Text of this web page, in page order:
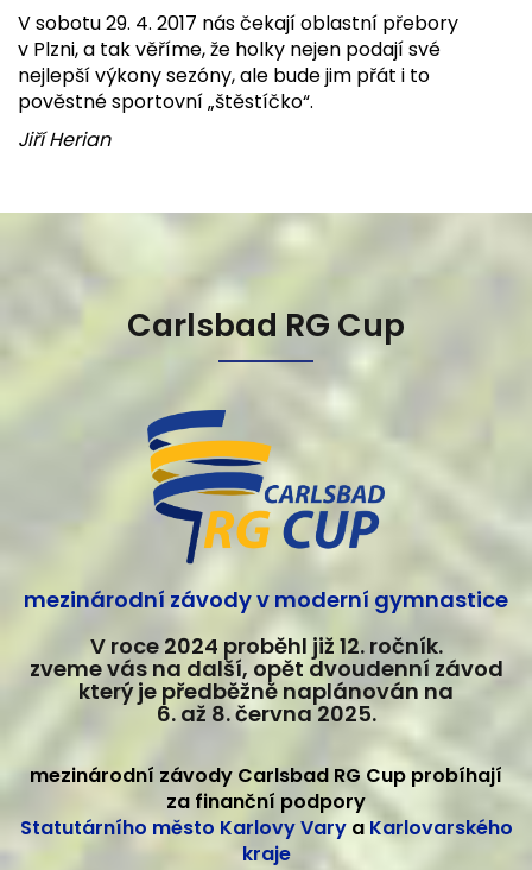
V sobotu 29. 4. 2017 nás čekají oblastní přebory
v Plzni, a tak věříme, že holky nejen podají své
nejlepší výkony sezóny, ale bude jim přát i to
pověstné sportovní „štěstíčko“.
Jiří Herian
Carlsbad RG Cup
mezinárodní závody v moderní gymnastice
V roce 2024 proběhl již 12. ročník.
zveme vás na další, opět dvoudenní závod
který je předběžně naplánován na
6. až 8. června 2025.
mezinárodní závody Carlsbad RG Cup probíhají
za finanční podpory
Statutárního město Karlovy Varya Karlovarského
kraje